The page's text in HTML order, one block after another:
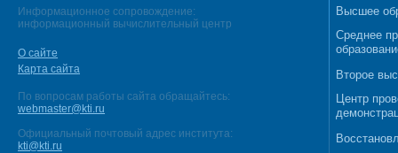
Информационное сопровождение:
информационный вычислительный центр
О сайте
Карта сайта
По вопросам работы сайта обращайтесь:
webmaster@kti.ru
Официальный почтовый адрес института:
kti@kti.ru
Высшее
Среднее
Второе
Центр